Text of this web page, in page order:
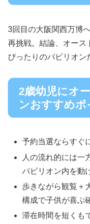
3回目の大阪関西万博
再挑戦。結論、オース
ぴったりのパビリオン
2歳幼児にオ
ンおすすめポ
予約当選ならすぐ
人の流れ的には一
パビリオン内を動
歩きながら観覧＋
構成で子供が喜ぶ
滞在時間を短くも